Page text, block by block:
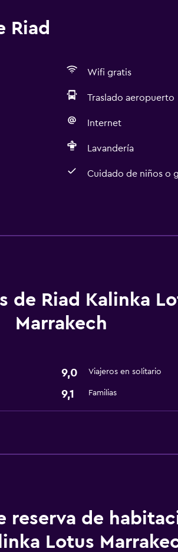
Riad
Wifi gratis
Traslado aeropuerto
Internet
Lavandería
Cuidado de niños o
Wifi gratis
Estacionamiento y
Comedor
Cuidado de niños o
de Riad Kalinka
Marrakech
9,0 Viajeros en solitario
9,1 Familias
reserva de
Lotus